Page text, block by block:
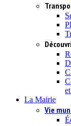
La Mairie
Vie